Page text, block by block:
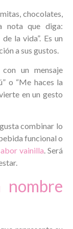
chocolates,
nota que diga:
la vida”. Es un
a sus gustos.
un mensaje
o “Me haces la
en un gesto
combinar lo
funcional o
vainilla. Será